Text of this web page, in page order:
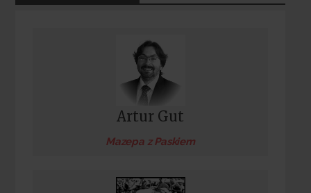
Artur Gut
Mazepa z Paskiem